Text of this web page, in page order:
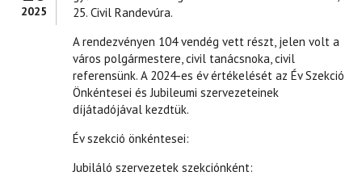
2025
25. Civil Randevúra.
A rendezvényen 104 vendég vett részt, jelen volt a
város polgármestere, civil tanácsnoka, civil
referensünk. A 2024-es év értékelését az Év Szekció
Önkéntesei és Jubileumi szervezeteinek
díjátadójával kezdtük.
Év szekció önkéntesei:
Jubiláló szervezetek szekciónként: